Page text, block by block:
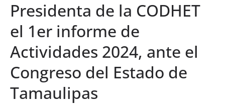
Presidenta de la CODHET
el 1er informe de
Actividades 2024, ante el
Congreso del Estado de
Tamaulipas